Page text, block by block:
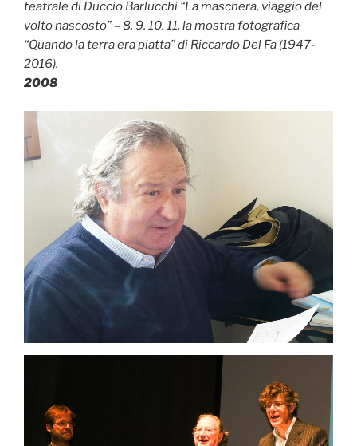
teatrale di Duccio Barlucchi “La maschera, viaggio del
volto nascosto” – 8. 9. 10. 11. la mostra fotografica
“Quando la terra era piatta” di Riccardo Del Fa (1947-
2016).
2008